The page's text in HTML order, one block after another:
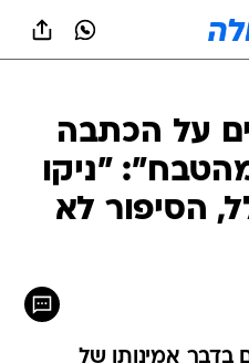
על הכתבה
"ניקו
הסיפור לא
בדבר אמינותו של